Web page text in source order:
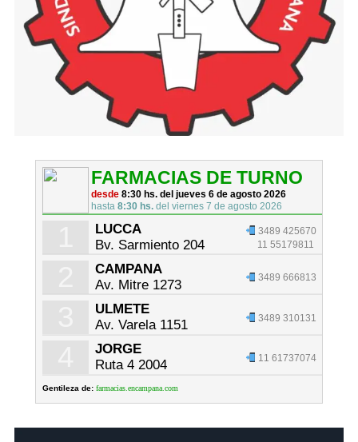
FARMACIAS DE TURNO
desde8:30 hs. del jueves 6 de agosto 2026
hasta8:30 hs. del viernes 7 de agosto 2026
LUCCA
Bv. Sarmiento 204
3489 425670
11 55179811
CAMPANA
Av. Mitre 1273
3489 666813
ULMETE
Av. Varela 1151
3489 310131
JORGE
Ruta 4 2004
11 61737074
Gentileza de: farmacias.encampana.com